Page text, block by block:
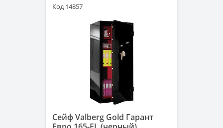
Код 14857
Сейф Valberg Gold Гарант